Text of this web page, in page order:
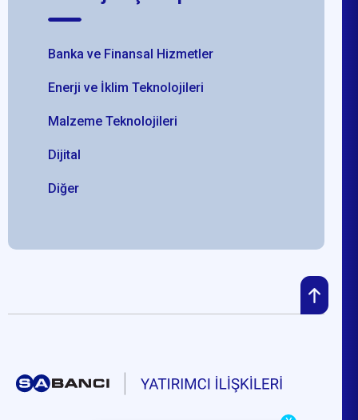
Banka ve Finansal Hizmetler
Enerji ve İklim Teknolojileri
Malzeme Teknolojileri
Dijital
Diğer